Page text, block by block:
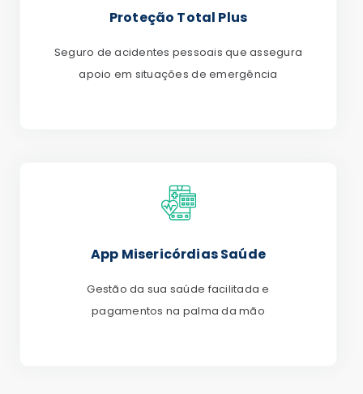
Proteção Total Plus
Seguro de acidentes pessoais que assegura
apoio em situações de emergência
App Misericórdias Saúde
Gestão da sua saúde facilitada e
pagamentos na palma da mão